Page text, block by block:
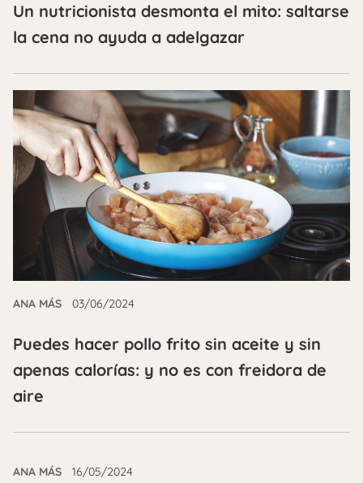
Un nutricionista desmonta el mito: saltarse
la cena no ayuda a adelgazar
ANA MÁS 03/06/2024
Puedes hacer pollo frito sin aceite y sin
apenas calorías: y no es con freidora de
aire
ANA MÁS 16/05/2024